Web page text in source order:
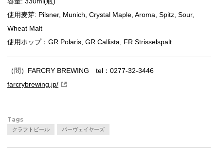
使用麦芽: Pilsner, Munich, Crystal Maple, Aroma, Spitz, Sour,
Wheat Malt
使用ホップ：GR Polaris, GR Callista, FR Strisselspalt
（問）FARCRY BREWING tel：0277-32-3446
farcrybrewing.jp/
Tags
クラフトビール パーヴェイヤーズ